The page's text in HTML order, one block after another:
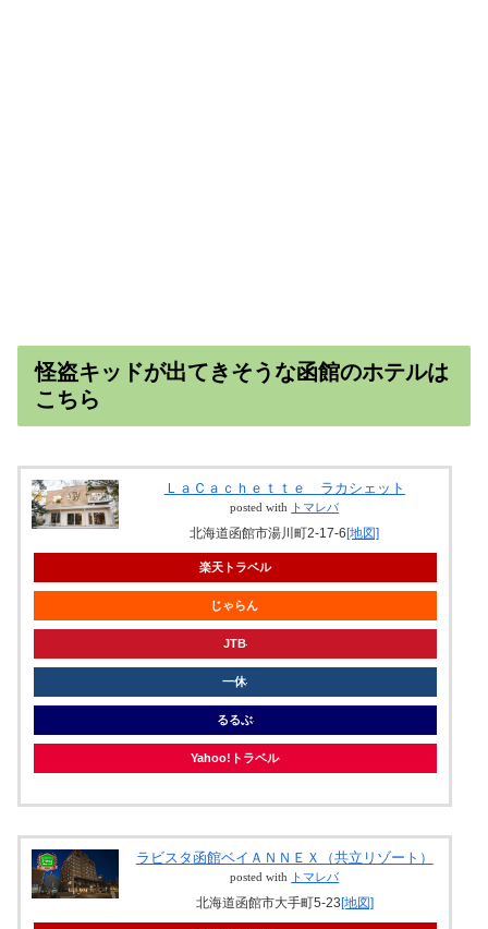
怪盗キッドが出てきそうな函館のホテルは
こちら
ＬａＣａｃｈｅｔｔｅ ラカシェット
posted with トマレバ
北海道函館市湯川町2-17-6 [地図]
楽天トラベル
じゃらん
JTB
一休
るるぶ
Yahoo!トラベル
ラビスタ函館ベイＡＮＮＥＸ（共立リゾート）
posted with トマレバ
北海道函館市大手町5-23 [地図]